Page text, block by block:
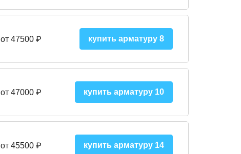
от 47500₽ купить арматуру 8
от 47000₽ купить арматуру 10
от 45500₽ купить арматуру 14